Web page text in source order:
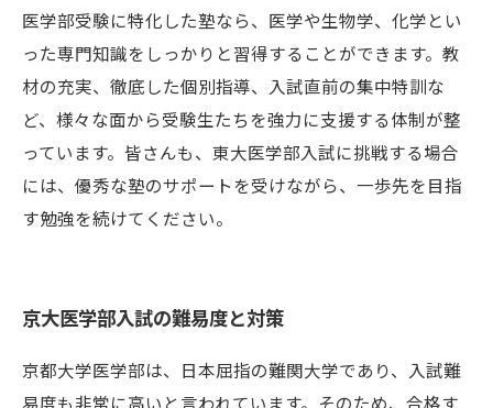
医学部受験に特化した塾なら、医学や生物学、化学とい
った専門知識をしっかりと習得することができます。教
材の充実、徹底した個別指導、入試直前の集中特訓な
ど、様々な面から受験生たちを強力に支援する体制が整
っています。皆さんも、東大医学部入試に挑戦する場合
には、優秀な塾のサポートを受けながら、一歩先を目指
す勉強を続けてください。
京大医学部入試の難易度と対策
京都大学医学部は、日本屈指の難関大学であり、入試難
易度も非常に高いと言われています。そのため、合格す